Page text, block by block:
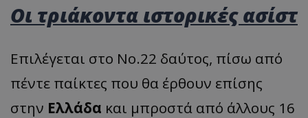
Οι τριάκοντα ιστορικές ασίστ
Επιλέγεται στο Νο.22 δαύτος, πίσω από
πέντε παίκτες που θα έρθουν επίσης
στην Ελλάδα και μπροστά από άλλους 16